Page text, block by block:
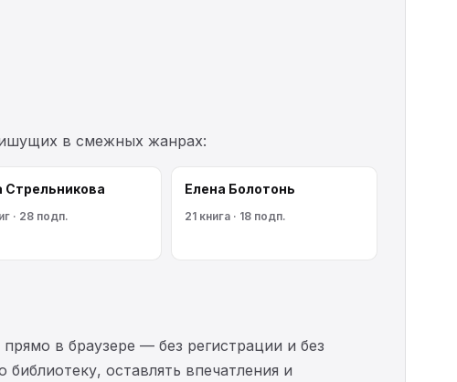
в смежных жанрах:
Cтрeльникoва
· 28 подп.
Елена Болотонь
21 книга · 18 подп.
в браузере — без регистрации и без
оставлять впечатления и